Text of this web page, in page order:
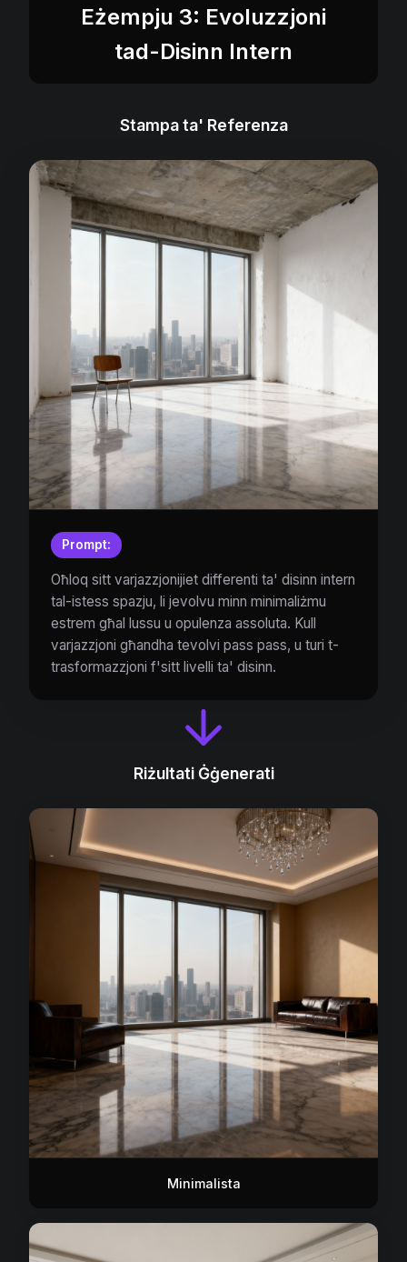
Eżempju 3: Evoluzzjoni
tad-Disinn Intern
Stampa ta' Referenza
Prompt:
Oħloq sitt varjazzjonijiet differenti ta' disinn intern
tal-istess spazju, li jevolvu minn minimaliżmu
estrem għal lussu u opulenza assoluta. Kull
varjazzjoni għandha tevolvi pass pass, u turi t-
trasformazzjoni f'sitt livelli ta' disinn.
Riżultati Ġġenerati
Minimalista